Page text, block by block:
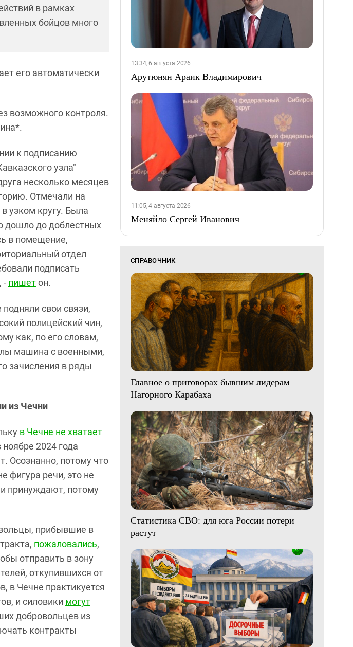
в рамках
бойцов много
его автоматически
возможного контроля.
к подписанию
узла"
несколько месяцев
Отмечали на
узком кругу. Была
дошло до доблестных
в помещение,
отдел
подписать
- пишетон.
свои связи,
полицейский чин,
как, по его словам,
машина с военными,
зачисления в ряды
из Чечни
в Чечне не хватает
2024 года
Осознанно, потому что
фигура речи, это не
принуждают, потому
прибывшие в
пожаловались,
отправить в зону
откупившихся от
в Чечне практикуется
и силовики могут
добровольцев из
контракты
13:34, 6 августа 2026
Арутюнян Араик Владимирович
11:05, 4 августа 2026
Меняйло Сергей Иванович
СПРАВОЧНИК
Главное о приговорах бывшим лидерам
Нагорного Карабаха
Статистика СВО: для юга России потери
растут